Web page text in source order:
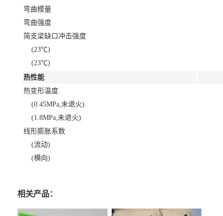
弯曲模量
弯曲强度
简支梁缺口冲击强度
(23℃)
(23℃)
热性能
热变形温度
(0.45MPa,未退火)
(1.8MPa,未退火)
线形膨胀系数
(流动)
(横向)
相关产品：